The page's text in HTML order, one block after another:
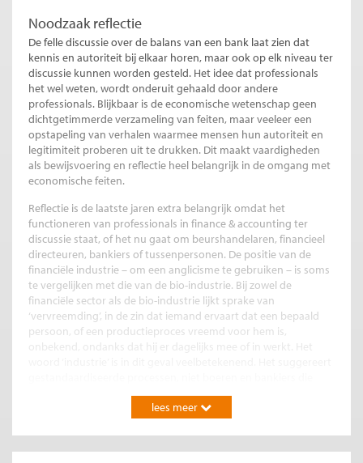
Noodzaak reflectie
De felle discussie over de balans van een bank laat zien dat
kennis en autoriteit bij elkaar horen, maar ook op elk niveau ter
discussie kunnen worden gesteld. Het idee dat professionals
het wel weten, wordt onderuit gehaald door andere
professionals. Blijkbaar is de economische wetenschap geen
dichtgetimmerde verzameling van feiten, maar veeleer een
opstapeling van verhalen waarmee mensen hun autoriteit en
legitimiteit proberen uit te drukken. Dit maakt vaardigheden
als bewijsvoering en reflectie heel belangrijk in de omgang met
economische feiten.
Reflectie is de laatste jaren extra belangrijk omdat het
functioneren van professionals in finance & accounting ter
discussie staat, of het nu gaat om beurshandelaren, financieel
directeuren, bankiers of tussenpersonen. De positie van de
financiële industrie – om een anglicisme te gebruiken – is soms
te vergelijken met die van de bio-industrie. Bij zowel de
financiële sector als de bio-industrie lijkt sprake van
‘vervreemding’, in de zin dat iemand ervaart dat een bepaald
persoon, of een productieproces vreemd voor hem is,
onbekend, ondanks dat hij er dagelijks mee of in werkt. Het
betrokken zijn bij hun dieren en klanten. In dit verband is een
verspreking van Ewald Kist, in 2000 illustratief, toen de hij als
2000). Die vervreemding wordt gevoeld omdat, ondanks de
onbekendheid met de achterliggende processen, de meeste
lees meer